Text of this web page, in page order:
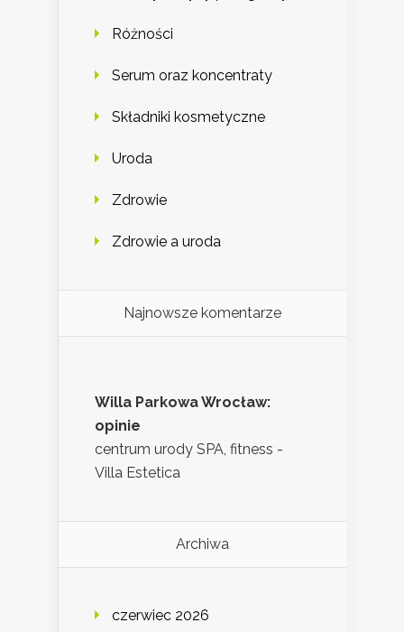
Różności
Serum oraz koncentraty
Składniki kosmetyczne
Uroda
Zdrowie
Zdrowie a uroda
Najnowsze komentarze
Willa Parkowa Wrocław:
opinie
centrum urody SPA, fitness -
Villa Estetica
Archiwa
czerwiec 2026